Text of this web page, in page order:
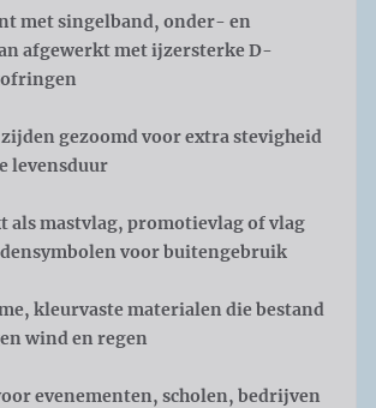
met singelband, onder- en
afgewerkt met ijzersterke D-
gezoomd voor extra stevigheid
levensduur
als mastvlag, promotievlag of vlag
voor buitengebruik
kleurvaste materialen die bestand
wind en regen
evenementen, scholen, bedrijven